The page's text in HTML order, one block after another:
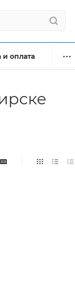
и оплата